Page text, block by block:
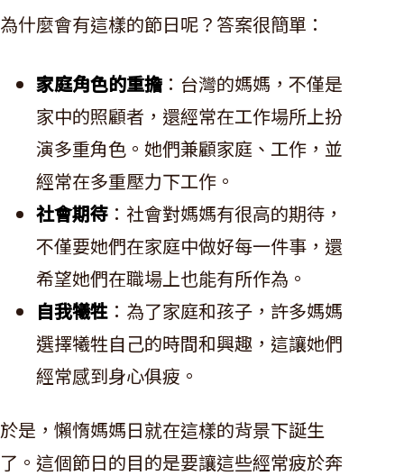
為什麼會有這樣的節日呢？答案很簡單：
家庭角色的重擔 ：台灣的媽媽，不僅是
家中的照顧者，還經常在工作場所上扮
演多重角色。她們兼顧家庭、工作，並
經常在多重壓力下工作。
社會期待 ：社會對媽媽有很高的期待，
不僅要她們在家庭中做好每一件事，還
希望她們在職場上也能有所作為。
自我犧牲 ：為了家庭和孩子，許多媽媽
選擇犧牲自己的時間和興趣，這讓她們
經常感到身心俱疲。
於是，懶惰媽媽日就在這樣的背景下誕生
了。這個節日的目的是要讓這些經常疲於奔